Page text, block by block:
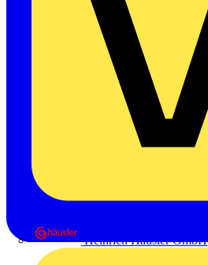
Heinrich Häusler GmbH